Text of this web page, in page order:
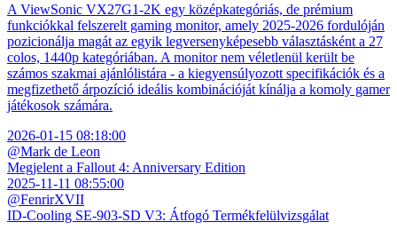
A ViewSonic VX27G1-2K egy középkategóriás, de prémium
funkciókkal felszerelt gaming monitor, amely 2025-2026 fordulóján
pozicionálja magát az egyik legversenyképesebb választásként a 27
colos, 1440p kategóriában. A monitor nem véletlenül került be
számos szakmai ajánlólistára - a kiegyensúlyozott specifikációk és a
megfizethető árpozíció ideális kombinációját kínálja a komoly gamer
játékosok számára.
2026-01-15 08:18:00
@Mark de Leon
Megjelent a Fallout 4: Anniversary Edition
2025-11-11 08:55:00
@FenrirXVII
ID-Cooling SE-903-SD V3: Átfogó Termékfelülvizsgálat